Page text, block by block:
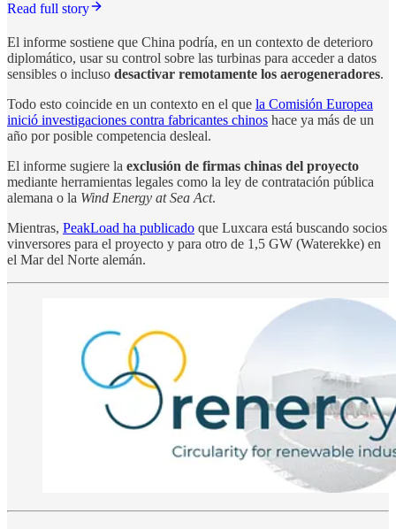
Read full story
El informe sostiene que China podría, en un contexto de deterioro
diplomático, usar su control sobre las turbinas para acceder a datos
sensibles o incluso desactivar remotamente los aerogeneradores.
Todo esto coincide en un contexto en el que la Comisión Europea
inició investigaciones contra fabricantes chinos hace ya más de un
año por posible competencia desleal.
El informe sugiere la exclusión de firmas chinas del proyecto
mediante herramientas legales como la ley de contratación pública
alemana o la Wind Energy at Sea Act.
Mientras, PeakLoad ha publicado que Luxcara está buscando socios
vinversores para el proyecto y para otro de 1,5 GW (Waterekke) en
el Mar del Norte alemán.